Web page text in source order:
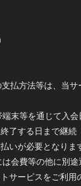
払方法等は、当サ
末等を通じて入会
了する日まで継続
いが必要となりま
会費等の他に別途
サービスをご利用